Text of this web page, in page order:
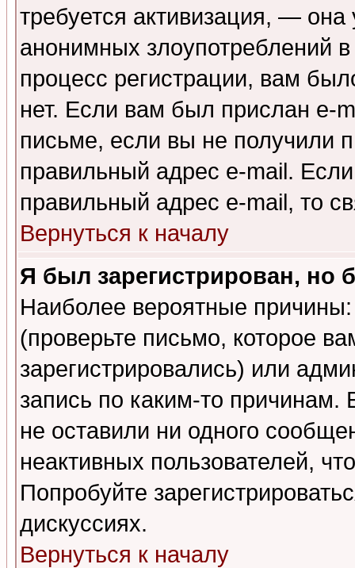
требуется активизация, —
анонимных злоупотреблений
процесс регистрации, вам
нет. Если вам был прислан e-
письме, если вы не получили
правильный адрес e-mail.
правильный адрес e-mail, то
Вернуться к началу
Я был зарегистрирован, но
Наиболее вероятные
(проверьте письмо, которое
зарегистрировались) или
запись по каким-то
не оставили ни одного
неактивных пользователей,
Попробуйте
дискуссиях.
Вернуться к началу